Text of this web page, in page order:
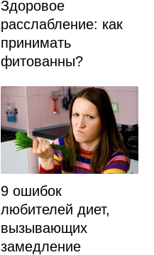
Здоровое
расслабление: как
принимать
фитованны?
9 ошибок
любителей диет,
вызывающих
замедление